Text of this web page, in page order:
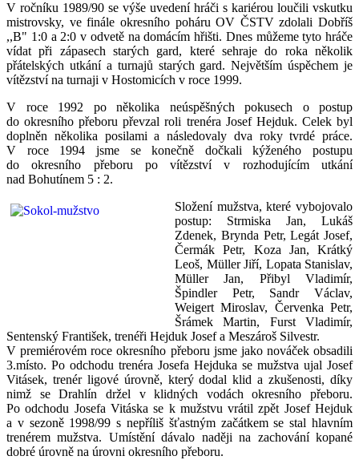
V ročníku 1989/90 se výše uvedení hráči s kariérou loučili vskutku
mistrovsky, ve finále okresního poháru OV ČSTV zdolali Dobříš
,,B" 1:0 a 2:0 v odvetě na domácím hřišti. Dnes můžeme tyto hráče
vídat při zápasech starých gard, které sehraje do roka několik
přátelských utkání a turnajů starých gard. Největším úspěchem je
vítězství na turnaji v Hostomicích v roce 1999.
V roce 1992 po několika neúspěšných pokusech o postup
do okresního přeboru převzal roli trenéra Josef Hejduk. Celek byl
doplněn několika posilami a následovaly dva roky tvrdé práce.
V roce 1994 jsme se konečně dočkali kýženého postupu
do okresního přeboru po vítězství v rozhodujícím utkání
nad Bohutínem 5 : 2.
Složení mužstva, které vybojovalo
postup: Strmiska Jan, Lukáš
Zdenek, Brynda Petr, Legát Josef,
Čermák Petr, Koza Jan, Krátký
Leoš, Müller Jiří, Lopata Stanislav,
Müller Jan, Přibyl Vladimír,
Špindler Petr, Sandr Václav,
Weigert Miroslav, Červenka Petr,
Šrámek Martin, Furst Vladimír,
Sentenský František, trenéři Hejduk Josef a Meszároš Silvestr.
V premiérovém roce okresního přeboru jsme jako nováček obsadili
3.místo. Po odchodu trenéra Josefa Hejduka se mužstva ujal Josef
Vitásek, trenér ligové úrovně, který dodal klid a zkušenosti, díky
nimž se Drahlín držel v klidných vodách okresního přeboru.
Po odchodu Josefa Vitáska se k mužstvu vrátil zpět Josef Hejduk
a v sezoně 1998/99 s nepříliš šťastným začátkem se stal hlavním
trenérem mužstva. Umístění dávalo naději na zachování kopané
dobré úrovně na úrovni okresního přeboru.